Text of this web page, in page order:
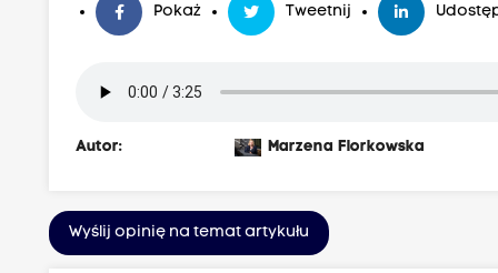
Pokaż Tweetnij
Autor: Marzena Florkowska
Wyślij opinię na temat artykułu